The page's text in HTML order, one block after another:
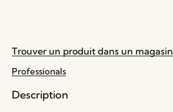
Trouver un produit dans un magasin
Professionals
Description